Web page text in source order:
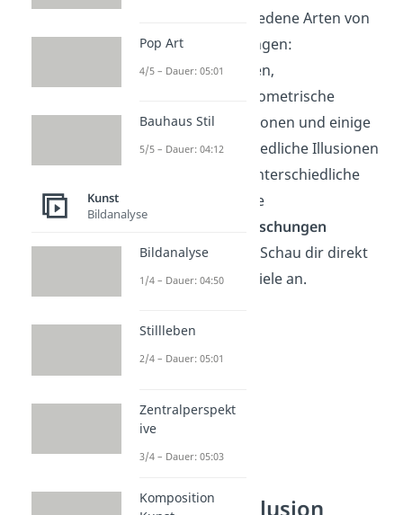
Es gibt viele verschiedene Arten von
optischen Täuschungen:
Bewegungsillusionen,
Tiefenillusionen, geometrische
Illusionen, Farbillusionen und einige
mehr. Für unterschiedliche Illusionen
gibt es aber auch unterschiedliche
Erklärungen, wie die
Wahrnehmungstäuschungen
zustande kommen. Schau dir direkt
einige andere Beispiele an.
Bewegungsillusion
Pop Art
4/5 – Dauer: 05:01
Bauhaus Stil
5/5 – Dauer: 04:12
Kunst
Bildanalyse
Bildanalyse
1/4 – Dauer: 04:50
Stillleben
2/4 – Dauer: 05:01
Zentralperspekt
ive
3/4 – Dauer: 05:03
Komposition